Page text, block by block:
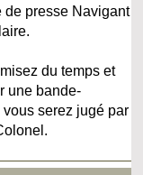
de presse Navigant
du temps et
une bande-
serez jugé par